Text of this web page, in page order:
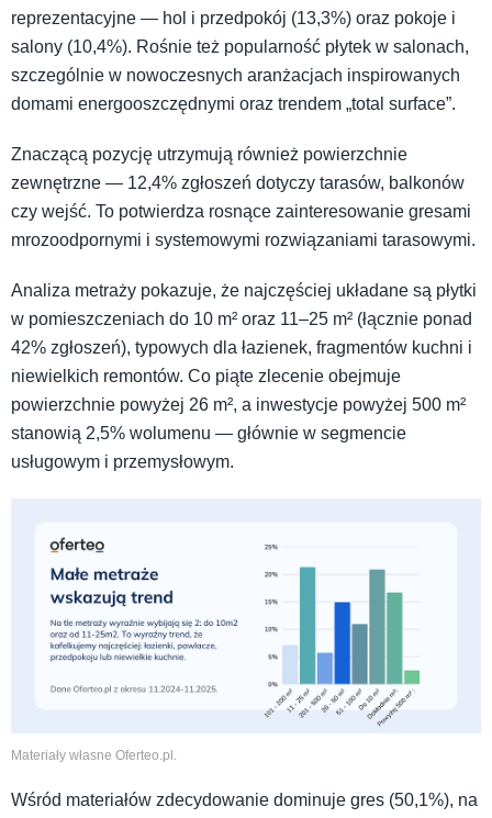
reprezentacyjne — hol i przedpokój (13,3%) oraz pokoje i
salony (10,4%). Rośnie też popularność płytek w salonach,
szczególnie w nowoczesnych aranżacjach inspirowanych
domami energooszczędnymi oraz trendem „total surface”.
Znaczącą pozycję utrzymują również powierzchnie
zewnętrzne — 12,4% zgłoszeń dotyczy tarasów, balkonów
czy wejść. To potwierdza rosnące zainteresowanie gresami
mrozoodpornymi i systemowymi rozwiązaniami tarasowymi.
Analiza metraży pokazuje, że najczęściej układane są płytki
w pomieszczeniach do 10 m² oraz 11–25 m² (łącznie ponad
42% zgłoszeń), typowych dla łazienek, fragmentów kuchni i
niewielkich remontów. Co piąte zlecenie obejmuje
powierzchnie powyżej 26 m², a inwestycje powyżej 500 m²
stanowią 2,5% wolumenu — głównie w segmencie
usługowym i przemysłowym.
Materiały własne Oferteo.pl.
Wśród materiałów zdecydowanie dominuje gres (50,1%), na